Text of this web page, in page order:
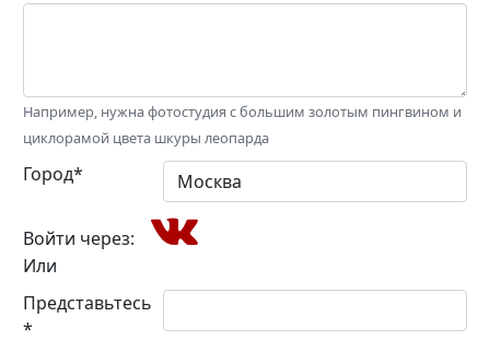
Например, нужна фотостудия с большим золотым пингвином и
циклорамой цвета шкуры леопарда
Город*
Войти через:
Или
Представьтесь
*